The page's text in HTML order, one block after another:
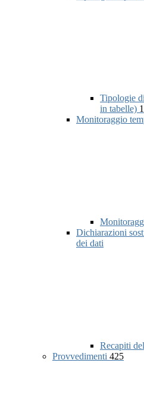
Tipologie
in tabelle) 1
Monitoraggio
Dichiarazioni
dei dati
Recapiti
Provvedimenti 425